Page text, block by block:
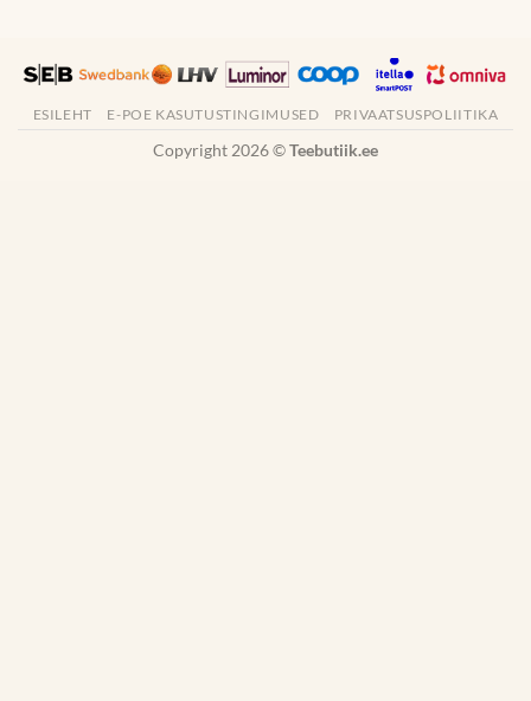
ESILEHT E-POE KASUTUSTINGIMUSED PRIVAATSUSPOLIITIKA
Copyright 2026 ©Teebutiik.ee